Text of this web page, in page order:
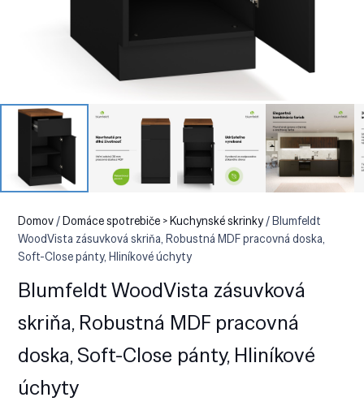
Domov/Domáce spotrebiče > Kuchynské skrinky/ Blumfeldt
WoodVista zásuvková skriňa, Robustná MDF pracovná doska,
Soft-Close pánty, Hliníkové úchyty
Blumfeldt WoodVista zásuvková
skriňa, Robustná MDF pracovná
doska, Soft-Close pánty, Hliníkové
úchyty